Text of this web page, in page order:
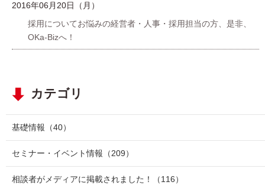
2016年06月20日（月）
採用についてお悩みの経営者・人事・採用担当の方、是非、
OKa-Bizへ！
カテゴリ
基礎情報 （40）
セミナー・イベント情報 （209）
相談者がメディアに掲載されました！ （116）